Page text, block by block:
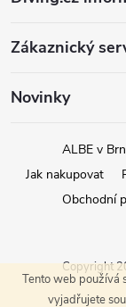
Tento web používá
vyjadřujete
Zákaznický
Novinky
ALBE v
Jak nakupovat
Obchodní
Copyright